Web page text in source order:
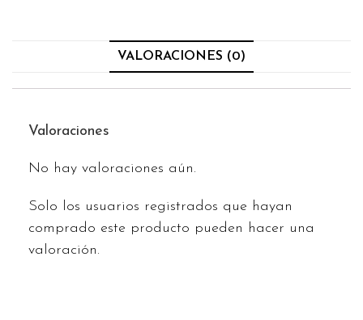
VALORACIONES (0)
Valoraciones
No hay valoraciones aún.
Solo los usuarios registrados que hayan
comprado este producto pueden hacer una
valoración.